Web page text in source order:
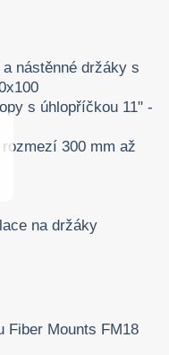
nástěnné držáky s
s úhlopříčkou 11" -
300 mm až
na držáky